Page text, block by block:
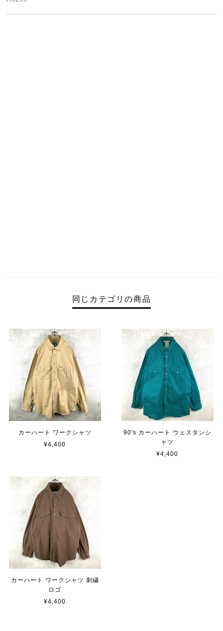
同じカテゴリの商品
カーハート ワークシャツ
¥4,400
90's カーハート ウェスタンシ
ャツ
¥4,400
カーハート ワークシャツ 刺繍
ロゴ
¥4,400